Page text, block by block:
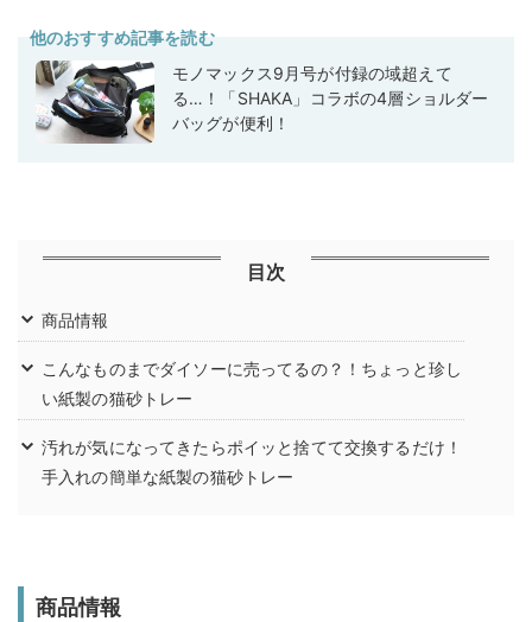
他のおすすめ記事を読む
モノマックス9月号が付録の域超えて
る…！「SHAKA」コラボの4層ショルダー
バッグが便利！
目次
商品情報
こんなものまでダイソーに売ってるの？！ちょっと珍し
い紙製の猫砂トレー
汚れが気になってきたらポイッと捨てて交換するだけ！
手入れの簡単な紙製の猫砂トレー
商品情報